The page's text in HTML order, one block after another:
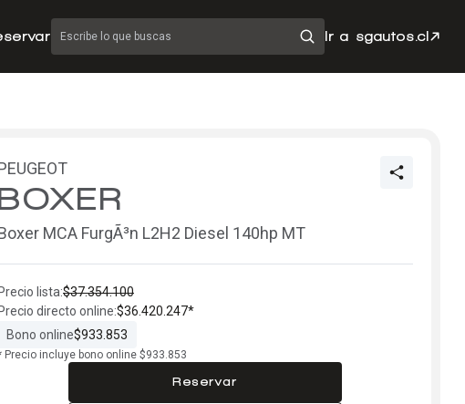
Escribe lo que buscas Ir a sgautos.cl
MCA FurgÃ³n L2H2 Diesel 140hp MT
Precio lista:$37.354.100
Precio directo online:$36.420.247*
Bono online$933.853
Precio incluye bono online $933.853
Reservar